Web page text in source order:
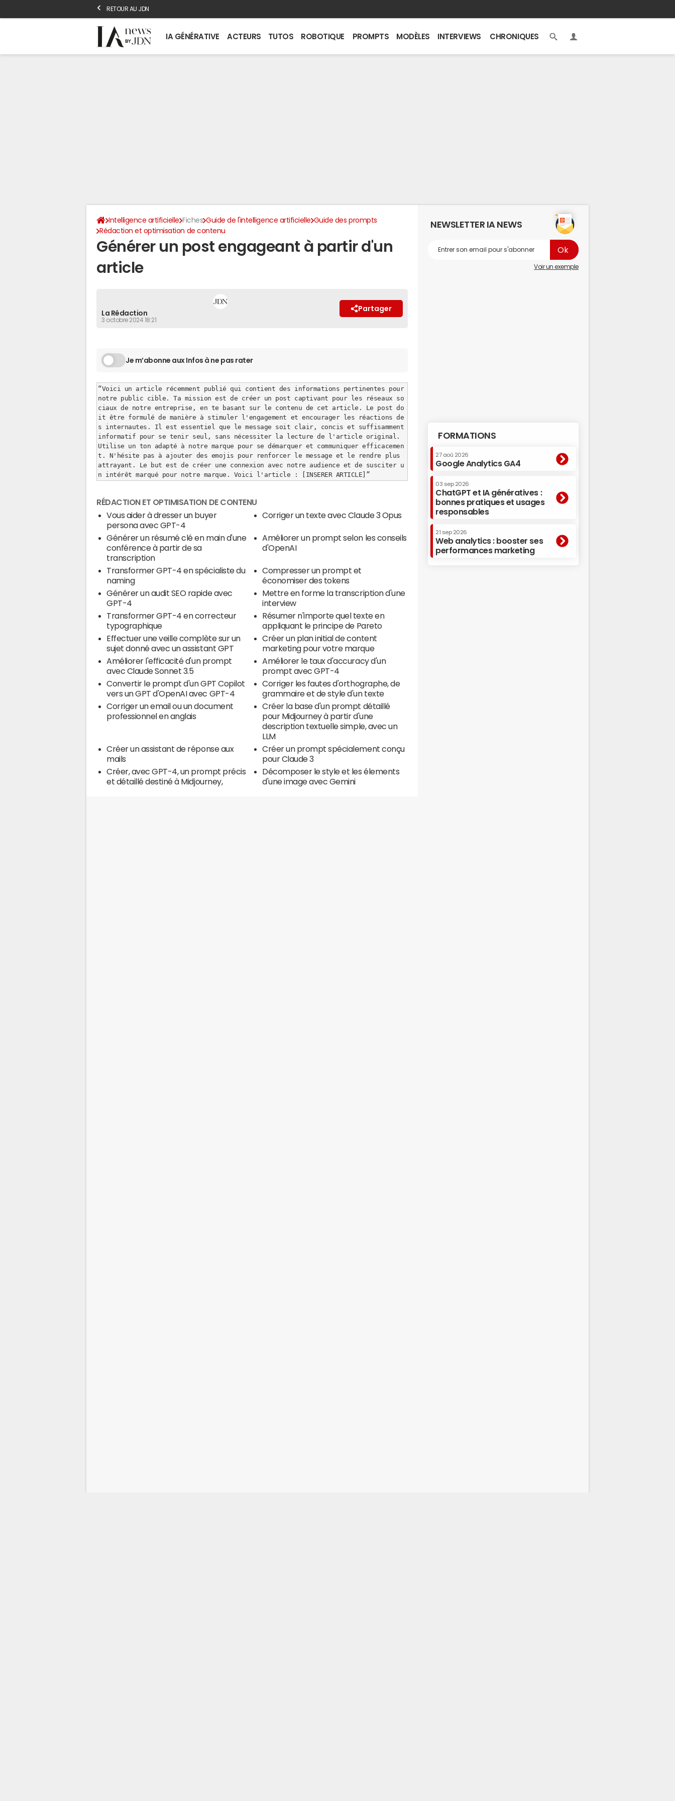
RETOUR AU JDN
IA GÉNÉRATIVE ACTEURS TUTOS ROBOTIQUE PROMPTS MODÈLES INTERVIEWS CHRONIQUES
Intelligence artificielle Fiches Guide de l'intelligence artificielle Guide des prompts
Rédaction et optimisation de contenu
Générer un post engageant à partir d'un
article
La Rédaction
3 octobre 2024 18:21
Partager
Je m’abonne aux Infos à ne pas rater
“Voici un article récemment publié qui contient des informations pertinentes pour
notre public cible. Ta mission est de créer un post captivant pour les réseaux so
ciaux de notre entreprise, en te basant sur le contenu de cet article. Le post do
it être formulé de manière à stimuler l'engagement et encourager les réactions de
s internautes. Il est essentiel que le message soit clair, concis et suffisamment
informatif pour se tenir seul, sans nécessiter la lecture de l'article original.
Utilise un ton adapté à notre marque pour se démarquer et communiquer efficacemen
t. N'hésite pas à ajouter des emojis pour renforcer le message et le rendre plus
attrayant. Le but est de créer une connexion avec notre audience et de susciter u
n intérêt marqué pour notre marque. Voici l'article : [INSERER ARTICLE]”
RÉDACTION ET OPTIMISATION DE CONTENU
Vous aider à dresser un buyer
persona avec GPT-4
Corriger un texte avec Claude 3 Opus
Générer un résumé clé en main d'une
conférence à partir de sa
transcription
Améliorer un prompt selon les conseils
d'OpenAI
Transformer GPT-4 en spécialiste du
naming
Compresser un prompt et
économiser des tokens
Générer un audit SEO rapide avec
GPT-4
Mettre en forme la transcription d'une
interview
Transformer GPT-4 en correcteur
typographique
Résumer n'importe quel texte en
appliquant le principe de Pareto
Effectuer une veille complète sur un
sujet donné avec un assistant GPT
Créer un plan initial de content
marketing pour votre marque
Améliorer l'efficacité d'un prompt
avec Claude Sonnet 3.5
Améliorer le taux d'accuracy d'un
prompt avec GPT-4
Convertir le prompt d'un GPT Copilot
vers un GPT d'OpenAI avec GPT-4
Corriger les fautes d'orthographe, de
grammaire et de style d'un texte
Corriger un email ou un document
professionnel en anglais
Créer la base d'un prompt détaillé
pour Midjourney à partir d'une
description textuelle simple, avec un
LLM
Créer un assistant de réponse aux
mails
Créer un prompt spécialement conçu
pour Claude 3
Créer, avec GPT-4, un prompt précis
et détaillé destiné à Midjourney,
Décomposer le style et les élements
d'une image avec Gemini
NEWSLETTER IA NEWS
Voir un exemple
FORMATIONS
27 aoû 2026
Google Analytics GA4
03 sep 2026
ChatGPT et IA génératives :
bonnes pratiques et usages
responsables
21 sep 2026
Web analytics : booster ses
performances marketing